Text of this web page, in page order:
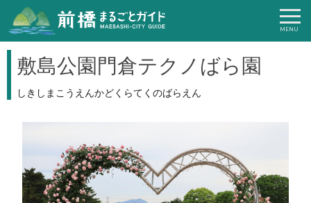
敷島公園門倉テクノばら園
しきしまこうえんかどくらてくのばらえん